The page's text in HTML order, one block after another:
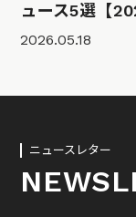
ュース5選【
2026.05.18
ニュースレター